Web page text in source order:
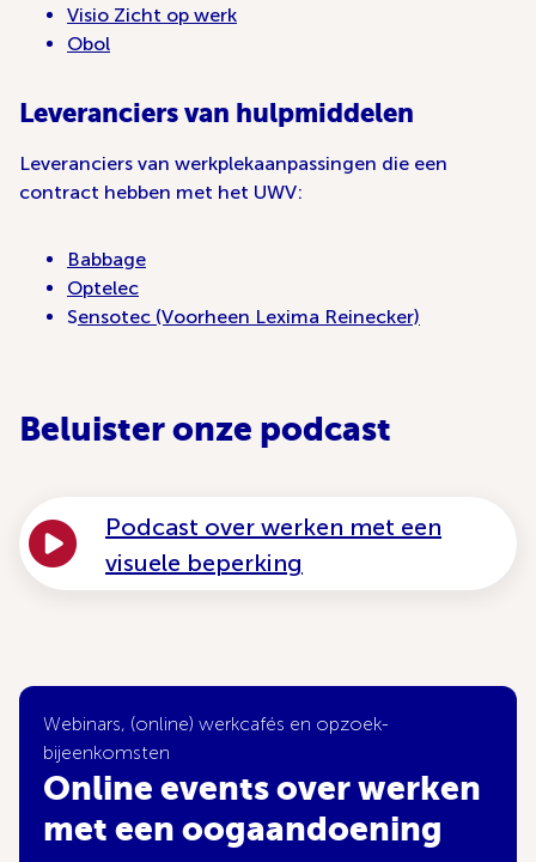
Visio Zicht op werk
Obol
Leveranciers van hulpmiddelen
Leveranciers van werkplekaanpassingen die een
contract hebben met het UWV:
Babbage
Optelec
Sensotec (Voorheen Lexima Reinecker)
Beluister onze podcast
Podcast over werken met een
visuele beperking
Webinars, (online) werkcafés en opzoek-
bijeenkomsten
Online events over werken
met een oogaandoening